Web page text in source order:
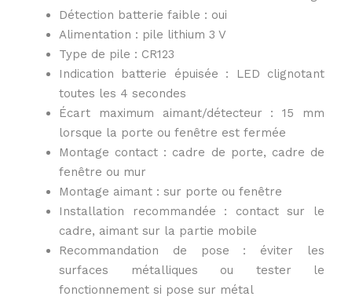
Détection batterie faible : oui
Alimentation : pile lithium 3 V
Type de pile : CR123
Indication batterie épuisée : LED clignotant
toutes les 4 secondes
Écart maximum aimant/détecteur : 15 mm
lorsque la porte ou fenêtre est fermée
Montage contact : cadre de porte, cadre de
fenêtre ou mur
Montage aimant : sur porte ou fenêtre
Installation recommandée : contact sur le
cadre, aimant sur la partie mobile
Recommandation de pose : éviter les
surfaces métalliques ou tester le
fonctionnement si pose sur métal